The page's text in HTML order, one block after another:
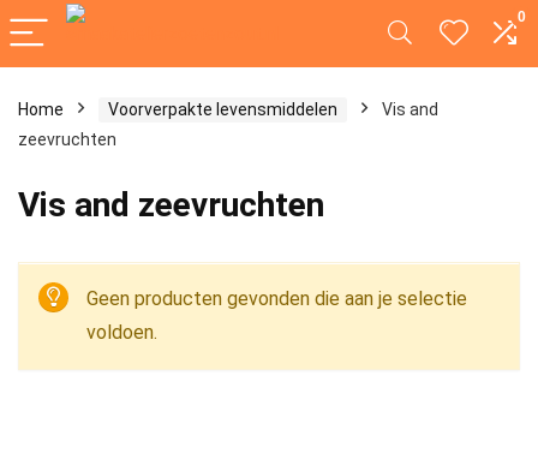
0
Home Voorverpakte levensmiddelen
Vis and
zeevruchten
Vis and zeevruchten
Geen producten gevonden die aan je selectie
voldoen.